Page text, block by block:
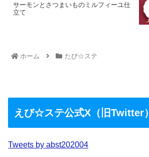
サーモンとさつまいものミルフィーユ仕
立て
ホーム たび☆ステ
えび☆ステ公式X（旧Twitter）
Tweets by abst202004